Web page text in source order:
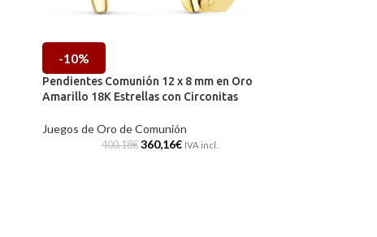
-10%
Pendientes Comunión 12 x 8 mm en Oro
Amarillo 18K Estrellas con Circonitas
Juegos de Oro de Comunión
400,18€ 360,16€ IVA incl.